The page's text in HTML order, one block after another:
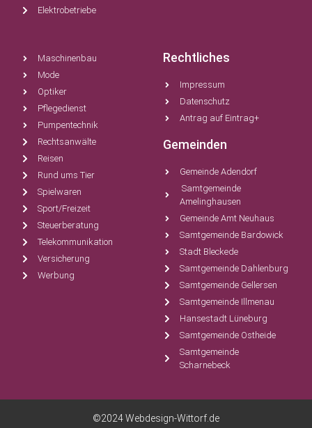
Elektrobetriebe
Maschinenbau
Mode
Optiker
Pflegedienst
Pumpentechnik
Rechtsanwälte
Reisen
Rund ums Tier
Spielwaren
Sport/Freizeit
Steuerberatung
Telekommunikation
Versicherung
Werbung
Rechtliches
Impressum
Datenschutz
Antrag auf Eintrag+
Gemeinden
Gemeinde Adendorf
Samtgemeinde
Amelinghausen
Gemeinde Amt Neuhaus
Samtgemeinde Bardowick
Stadt Bleckede
Samtgemeinde Dahlenburg
Samtgemeinde Gellersen
Samtgemeinde Illmenau
Hansestadt Lüneburg
Samtgemeinde Ostheide
Samtgemeinde
Scharnebeck
©2024 Webdesign-Wittorf.de​